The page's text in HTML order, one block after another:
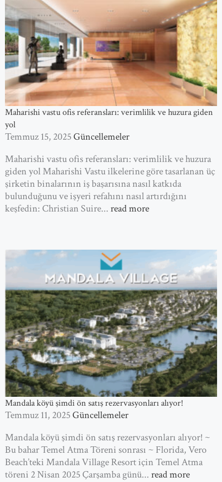
Maharishi vastu ofis referansları: verimlilik ve huzura giden
yol
Temmuz 15, 2025 Güncellemeler
Maharishi vastu ofis referansları: verimlilik ve huzura
giden yol Maharishi Vastu ilkelerine göre tasarlanan üç
şirketin binalarının iş başarısına nasıl katkıda
bulunduğunu ve işyeri refahını nasıl artırdığını
keşfedin: Christian Suire...read more
Mandala köyü şimdi ön satış rezervasyonları alıyor!
Temmuz 11, 2025 Güncellemeler
Mandala köyü şimdi ön satış rezervasyonları alıyor! ~
Bu bahar Temel Atma Töreni sonrası ~ Florida, Vero
Beach’teki Mandala Village Resort için Temel Atma
töreni 2 Nisan 2025 Çarşamba günü...read more